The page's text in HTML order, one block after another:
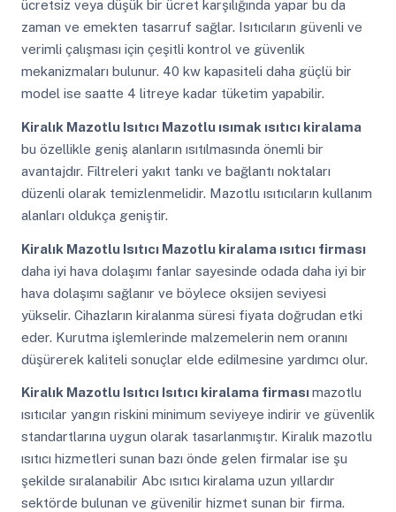
ücretsiz veya düşük bir ücret karşılığında yapar bu da
zaman ve emekten tasarruf sağlar. Isıtıcıların güvenli ve
verimli çalışması için çeşitli kontrol ve güvenlik
mekanizmaları bulunur. 40 kw kapasiteli daha güçlü bir
model ise saatte 4 litreye kadar tüketim yapabilir.
Kiralık Mazotlu IsıtıcıMazotlu ısımak ısıtıcı kiralama
bu özellikle geniş alanların ısıtılmasında önemli bir
avantajdır. Filtreleri yakıt tankı ve bağlantı noktaları
düzenli olarak temizlenmelidir. Mazotlu ısıtıcıların kullanım
alanları oldukça geniştir.
Kiralık Mazotlu IsıtıcıMazotlu kiralama ısıtıcı firması
daha iyi hava dolaşımı fanlar sayesinde odada daha iyi bir
hava dolaşımı sağlanır ve böylece oksijen seviyesi
yükselir. Cihazların kiralanma süresi fiyata doğrudan etki
eder. Kurutma işlemlerinde malzemelerin nem oranını
düşürerek kaliteli sonuçlar elde edilmesine yardımcı olur.
Kiralık Mazotlu IsıtıcıIsıtıcı kiralama firmasımazotlu
ısıtıcılar yangın riskini minimum seviyeye indirir ve güvenlik
standartlarına uygun olarak tasarlanmıştır. Kiralık mazotlu
ısıtıcı hizmetleri sunan bazı önde gelen firmalar ise şu
şekilde sıralanabilir Abc ısıtıcı kiralama uzun yıllardır
sektörde bulunan ve güvenilir hizmet sunan bir firma.